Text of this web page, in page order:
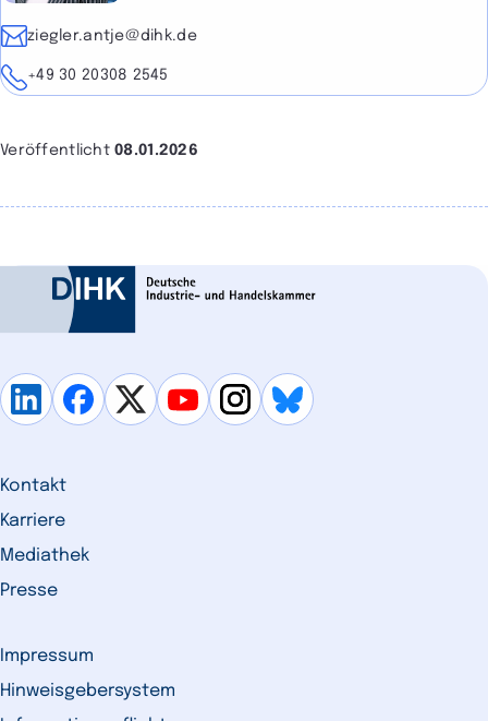
E-Mailziegler.antje@dihk.de
Telefon
+49 30 20308 2545
Veröffentlicht08.01.2026
Kontakt
Karriere
Mediathek
Presse
Impressum
Hinweisgebersystem